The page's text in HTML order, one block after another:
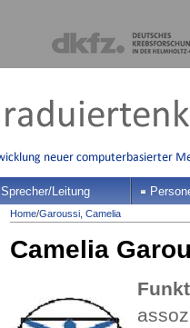
Sprecher/Leitung
Home/Garoussi, Camelia
Camelia